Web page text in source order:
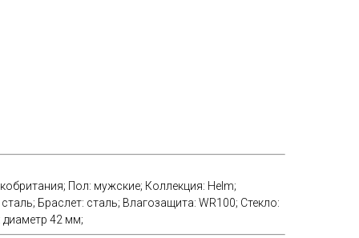
Пол: мужские; Коллекция: Helm;
сталь; Браслет: сталь; Влагозащита: WR100; Стекло:
диаметр 42 мм;